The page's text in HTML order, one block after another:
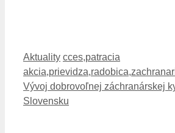
Kategórie
Aktuality Značky
cces,patracia
akcia,prievidza,radobica,
Vývoj dobrovoľnej záchranárskej
Slovensku